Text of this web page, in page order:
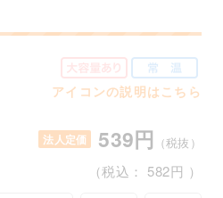
アイコンの説明はこちら
法人定価 539円 （税抜）
（税込： 582円 ）